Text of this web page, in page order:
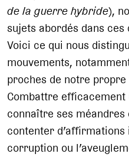
de la guerre hybride),
sujets abordés dans
Voici ce qui nous
mouvements,
proches de notre
Combattre
connaître ses
contenter
corruption ou